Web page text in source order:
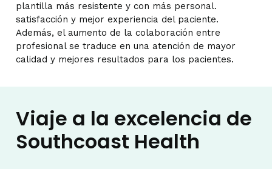
plantilla más resistente y con más personal.
satisfacción y mejor experiencia del paciente.
Además, el aumento de la colaboración entre
profesionalse traduce en una atención de mayor
calidad y mejores resultados para los pacientes.
Viaje a la excelencia de
Southcoast Health